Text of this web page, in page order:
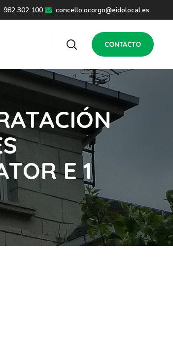
982 302 100 concello.ocorgo@eidolocal.es
CONTACTO
E 1